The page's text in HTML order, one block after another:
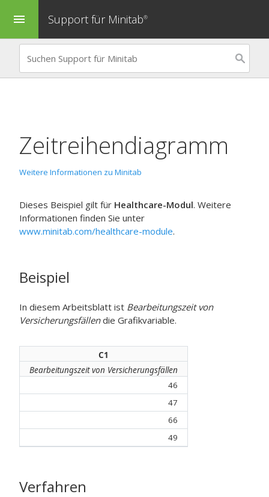
menu Support für Minitab®
Zeitreihendiagramm
Weitere Informationen zu Minitab
Dieses Beispiel gilt für Healthcare-Modul. Weitere
Informationen finden Sie unter
www.minitab.com/healthcare-module.
Beispiel
In diesem Arbeitsblatt ist Bearbeitungszeit von
Versicherungsfällendie Grafikvariable.
C1
Bearbeitungszeit von Versicherungsfällen
46
47
66
49
Verfahren